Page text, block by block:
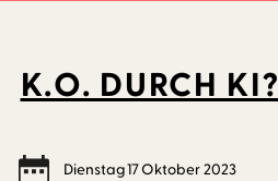
K.O. DURCH KI?
Dienstag17Oktober2023